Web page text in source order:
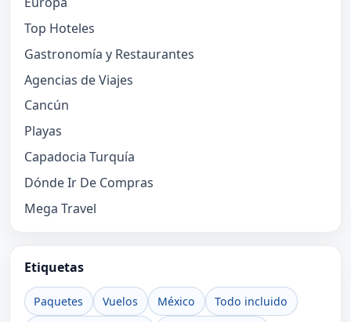
Top Hoteles
Gastronomía y Restaurantes
Agencias de Viajes
Cancún
Playas
Capadocia Turquía
Dónde Ir De Compras
Mega Travel
Etiquetas
Paquetes Vuelos México
Todo incluido